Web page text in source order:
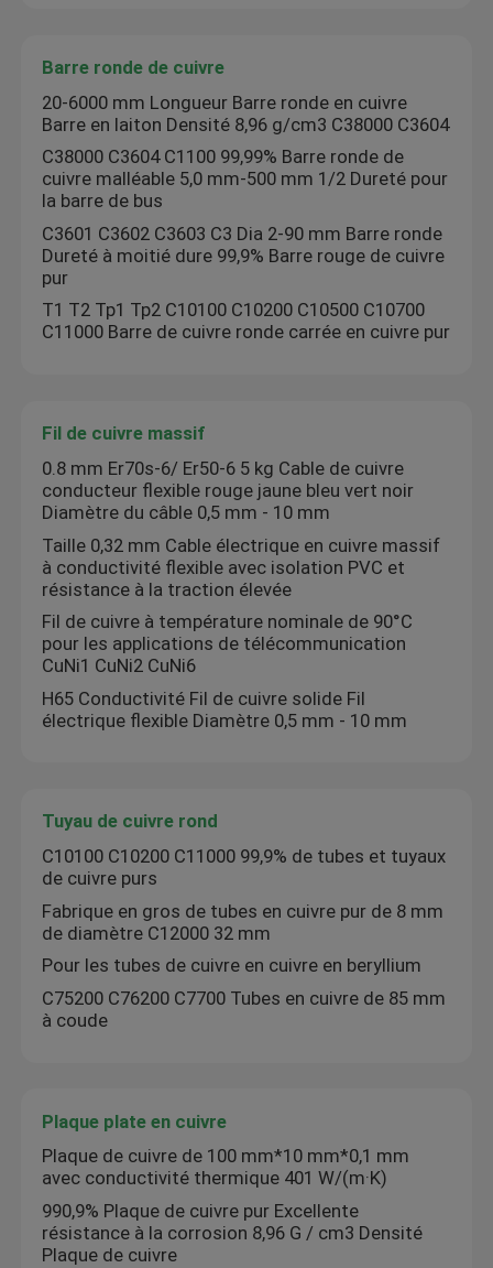
Barre ronde de cuivre
20-6000 mm Longueur Barre ronde en cuivre
Barre en laiton Densité 8,96 g/cm3 C38000 C3604
C38000 C3604 C1100 99,99% Barre ronde de
cuivre malléable 5,0 mm-500 mm 1/2 Dureté pour
la barre de bus
C3601 C3602 C3603 C3 Dia 2-90 mm Barre ronde
Dureté à moitié dure 99,9% Barre rouge de cuivre
pur
T1 T2 Tp1 Tp2 C10100 C10200 C10500 C10700
C11000 Barre de cuivre ronde carrée en cuivre pur
Fil de cuivre massif
0.8 mm Er70s-6/ Er50-6 5 kg Cable de cuivre
conducteur flexible rouge jaune bleu vert noir
Diamètre du câble 0,5 mm - 10 mm
Taille 0,32 mm Cable électrique en cuivre massif
à conductivité flexible avec isolation PVC et
résistance à la traction élevée
Fil de cuivre à température nominale de 90°C
pour les applications de télécommunication
CuNi1 CuNi2 CuNi6
H65 Conductivité Fil de cuivre solide Fil
électrique flexible Diamètre 0,5 mm - 10 mm
Tuyau de cuivre rond
C10100 C10200 C11000 99,9% de tubes et tuyaux
de cuivre purs
Fabrique en gros de tubes en cuivre pur de 8 mm
de diamètre C12000 32 mm
Pour les tubes de cuivre en cuivre en beryllium
C75200 C76200 C7700 Tubes en cuivre de 85 mm
à coude
Plaque plate en cuivre
Plaque de cuivre de 100 mm*10 mm*0,1 mm
avec conductivité thermique 401 W/(m·K)
990,9% Plaque de cuivre pur Excellente
résistance à la corrosion 8,96 G / cm3 Densité
Plaque de cuivre